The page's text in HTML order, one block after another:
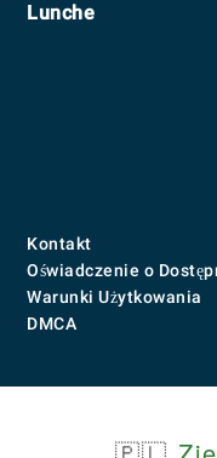
Lunche
Kontakt
Oświadczenie o
Warunki Użytkowania
DMCA